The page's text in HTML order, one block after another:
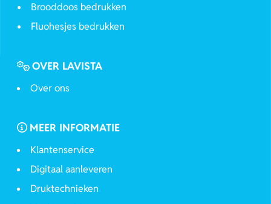
Brooddoos bedrukken
Fluohesjes bedrukken
OVER LAVISTA
Over ons
MEER INFORMATIE
Klantenservice
Digitaal aanleveren
Druktechnieken